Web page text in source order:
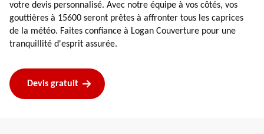
votre devis personnalisé. Avec notre équipe à vos côtés, vos
gouttières à 15600 seront prêtes à affronter tous les caprices
de la météo. Faites confiance à Logan Couverture pour une
tranquillité d'esprit assurée.
Devis gratuit